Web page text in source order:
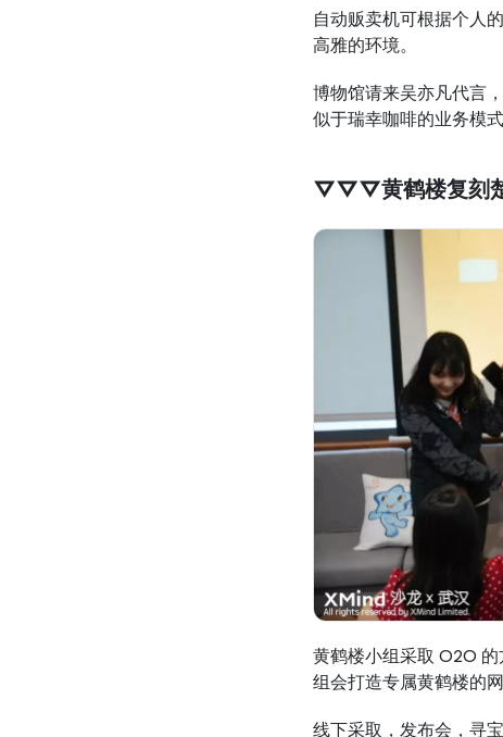
自动贩卖机可根据个人
高雅的环境。
博物馆请来吴亦凡代言
似于瑞幸咖啡的业务模式
▽▽▽黄鹤楼复刻
黄鹤楼小组采取 O2O
组会打造专属黄鹤楼的
线下采取，发布会，寻